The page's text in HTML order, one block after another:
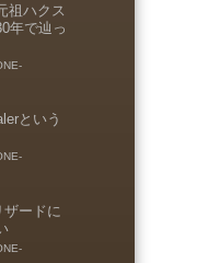
ハクス
年で辿っ
という
ードに